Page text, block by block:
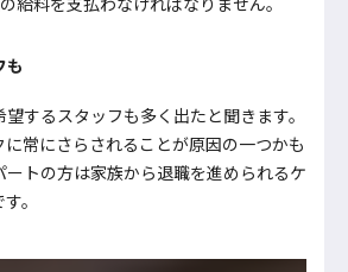
も
するスタッフも多く出たと聞きます。
常にさらされることが原因の一つかも
ートの方は家族から退職を進められるケ
。